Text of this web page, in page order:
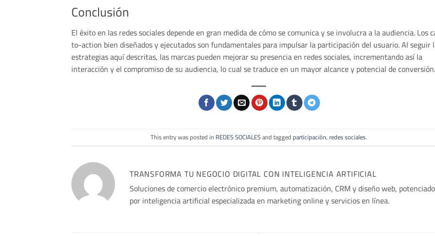
Conclusión
El éxito en las redes sociales depende en gran medida de cómo se comunica y se involucra a la audiencia. Los
to-action bien diseñados y ejecutados son fundamentales para impulsar la participación del usuario. Al seguir
estrategias aquí descritas, las marcas pueden mejorar su presencia en redes sociales, incrementando así la
interacción y el compromiso de su audiencia, lo cual se traduce en un mayor alcance y potencial de conversión.
This entry was posted in REDES SOCIALESand tagged participación, redes sociales.
TRANSFORMA TU NEGOCIO DIGITAL CON INTELIGENCIA ARTIFICIAL
Soluciones de comercio electrónico premium, automatización, CRM y diseño web,
por inteligencia artificial especializada en marketing online y servicios en línea.